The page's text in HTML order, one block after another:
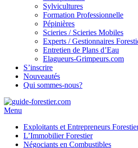
Sylvicultures
Formation Professionnelle
Pépinières
Scieries / Scieries Mobiles
Experts / Gestionnaires
Entretien de Plans d’Eau
Elagueurs-Grimpeurs.com
S’inscrire
Nouveautés
Qui sommes-nous?
Menu
Exploitants et Entrepreneurs
L’Immobilier Forestier
Négociants en Combustibles